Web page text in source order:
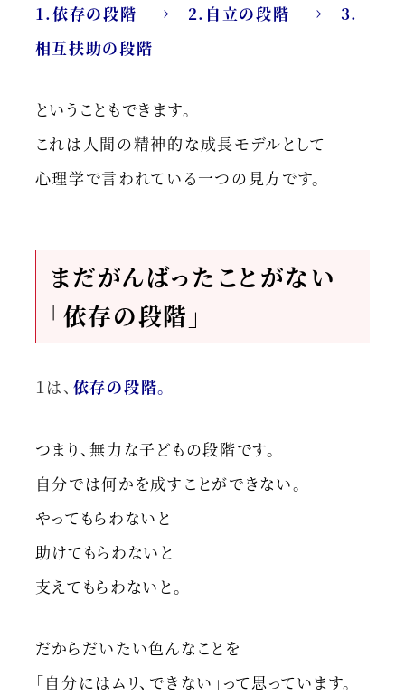
1.依存の段階 → 2.自立の段階 → 3.
相互扶助の段階
ということもできます。
これは人間の精神的な成長モデルとして
心理学で言われている一つの見方です。
まだがんばったことがない
「依存の段階」
１は、 依存の段階。
つまり、無力な子どもの段階です。
自分では何かを成すことができない。
やってもらわないと
助けてもらわないと
支えてもらわないと。
だからだいたい色んなことを
「自分にはムリ、できない」って思っています。